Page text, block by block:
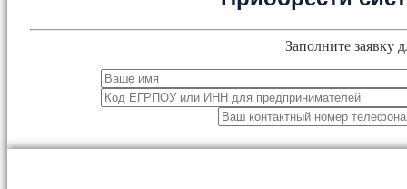
Заполните заявку